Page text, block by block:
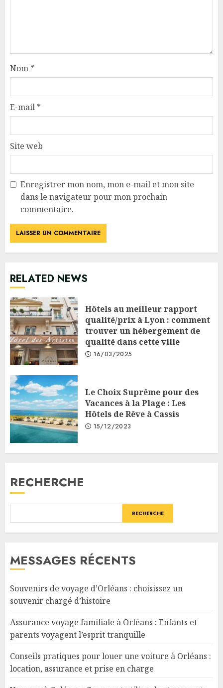
Nom *
E-mail *
Site web
Enregistrer mon nom, mon e-mail et mon site
dans le navigateur pour mon prochain
commentaire.
RELATED NEWS
Hôtels au meilleur rapport
qualité/prix à Lyon : comment
trouver un hébergement de
qualité dans cette ville
16/03/2025
Le Choix Suprême pour des
Vacances à la Plage : Les
Hôtels de Rêve à Cassis
15/12/2023
RECHERCHE
RECHERCHE
MESSAGES RÉCENTS
Souvenirs de voyage d’Orléans : choisissez un
souvenir chargé d’histoire
Assurance voyage familiale à Orléans : Enfants et
parents voyagent l’esprit tranquille
Conseils pratiques pour louer une voiture à Orléans :
location, assurance et prise en charge